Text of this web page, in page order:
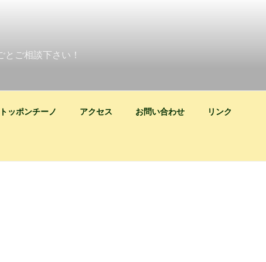
ご相談下さい！
ッポンチーノ アクセス お問い合わせ リンク